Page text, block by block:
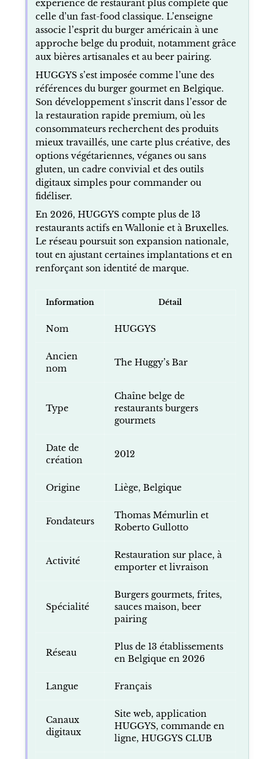
expérience de restaurant plus complète que
celle d’un fast-food classique. L’enseigne
associe l’esprit du burger américain à une
approche belge du produit, notamment grâce
aux bières artisanales et au beer pairing.
HUGGYS s’est imposée comme l’une des
références du burger gourmet en Belgique.
Son développement s’inscrit dans l’essor de
la restauration rapide premium, où les
consommateurs recherchent des produits
mieux travaillés, une carte plus créative, des
options végétariennes, véganes ou sans
gluten, un cadre convivial et des outils
digitaux simples pour commander ou
fidéliser.
En 2026, HUGGYS compte plus de 13
restaurants actifs en Wallonie et à Bruxelles.
Le réseau poursuit son expansion nationale,
tout en ajustant certaines implantations et en
renforçant son identité de marque.
Information Détail
Nom HUGGYS
Ancien
nom
The Huggy’s Bar
Type
Chaîne belge de
restaurants burgers
gourmets
Date de
création
2012
Origine Liège, Belgique
Fondateurs
Thomas Mémurlin et
Roberto Gullotto
Activité
Restauration sur place, à
emporter et livraison
Spécialité
Burgers gourmets, frites,
sauces maison, beer
pairing
Réseau
Plus de 13 établissements
en Belgique en 2026
Langue Français
Canaux
digitaux
Site web, application
HUGGYS, commande en
ligne, HUGGYS CLUB